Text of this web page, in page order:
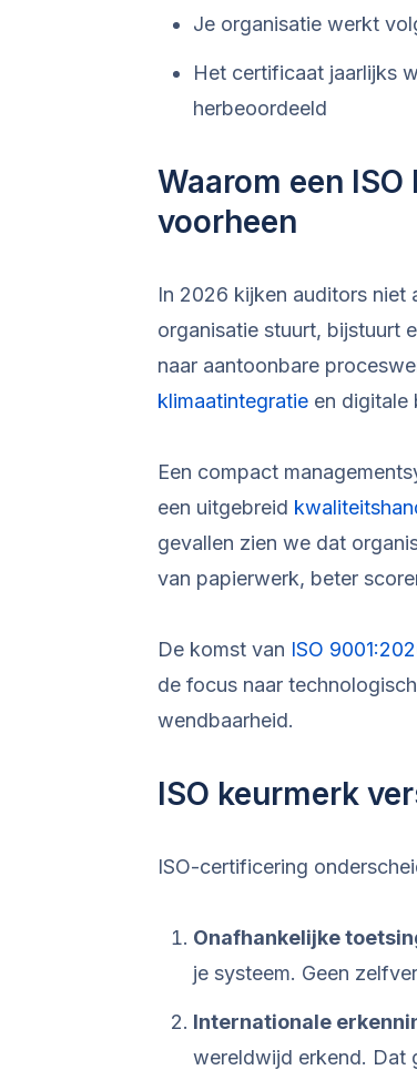
Je organisatie werkt
Het certificaat jaarlijks
herbeoordeeld
Waarom een
voorheen
In 2026 kijken auditors niet
organisatie stuurt, bijstuurt
naar aantoonbare
klimaatintegratie en digitale
Een compact
een uitgebreid
gevallen zien we dat
van papierwerk, beter
De komst van ISO
de focus naar
wendbaarheid.
ISO keurmerk
ISO-certificering
Onafhankelijke
je systeem. Geen
Internationale
wereldwijd erkend. Dat